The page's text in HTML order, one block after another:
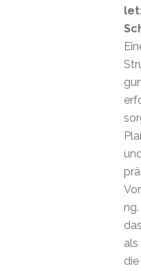
als
die